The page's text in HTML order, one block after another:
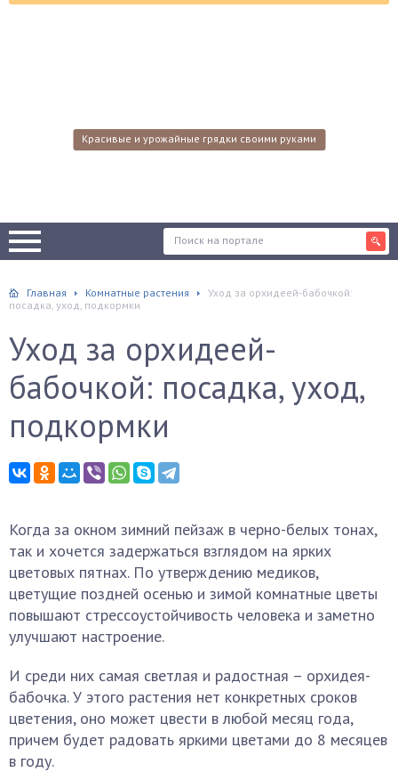
Красивые и урожайные грядки своими руками
Главная Комнатные растения
Уход за орхидеей-бабочкой:
посадка, уход, подкормки
Уход за орхидеей-
бабочкой: посадка, уход,
подкормки
Когда за окном зимний пейзаж в черно-белых тонах,
так и хочется задержаться взглядом на ярких
цветовых пятнах. По утверждению медиков,
цветущие поздней осенью и зимой комнатные цветы
повышают стрессоустойчивость человека и заметно
улучшают настроение.
И среди них самая светлая и радостная – орхидея-
бабочка. У этого растения нет конкретных сроков
цветения, оно может цвести в любой месяц года,
причем будет радовать яркими цветами до 8 месяцев
в году.